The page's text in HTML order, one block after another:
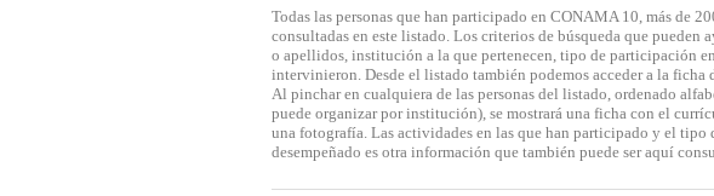
Todas las personas que han participado en CONAMA 10, más de
consultadas en este listado. Los criterios de búsqueda que pueden
o apellidos, institución a la que pertenecen, tipo de participación
intervinieron. Desde el listado también podemos acceder a la
Al pinchar en cualquiera de las personas del listado, ordenado
puede organizar por institución), se mostrará una ficha con el
una fotografía. Las actividades en las que han participado y el tipo
desempeñado es otra información que también puede ser aquí